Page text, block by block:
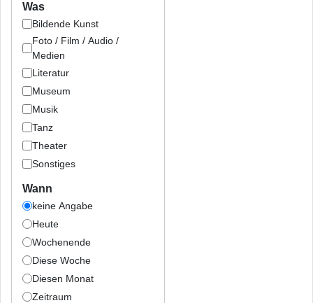
Was
Bildende Kunst
Foto / Film / Audio /
Medien
Literatur
Museum
Musik
Tanz
Theater
Sonstiges
Wann
keine Angabe
Heute
Wochenende
Diese Woche
Diesen Monat
Zeitraum